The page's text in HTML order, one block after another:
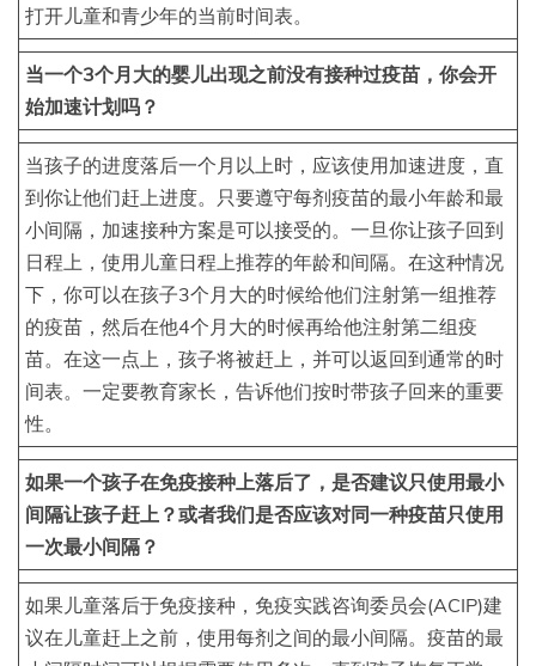
打开儿童和青少年的当前时间表。
当一个3个月大的婴儿出现之前没有接种过疫苗，你会开
始加速计划吗？
当孩子的进度落后一个月以上时，应该使用加速进度，直
到你让他们赶上进度。只要遵守每剂疫苗的最小年龄和最
小间隔，加速接种方案是可以接受的。一旦你让孩子回到
日程上，使用儿童日程上推荐的年龄和间隔。在这种情况
下，你可以在孩子3个月大的时候给他们注射第一组推荐
的疫苗，然后在他4个月大的时候再给他注射第二组疫
苗。在这一点上，孩子将被赶上，并可以返回到通常的时
间表。一定要教育家长，告诉他们按时带孩子回来的重要
性。
如果一个孩子在免疫接种上落后了，是否建议只使用最小
间隔让孩子赶上？或者我们是否应该对同一种疫苗只使用
一次最小间隔？
如果儿童落后于免疫接种，免疫实践咨询委员会(ACIP)建
议在儿童赶上之前，使用每剂之间的最小间隔。疫苗的最